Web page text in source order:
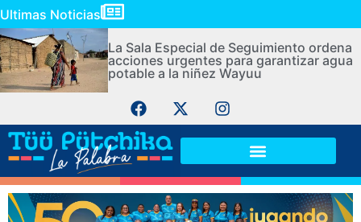
Ultimas Noticias
La Sala Especial de Seguimiento ordena
acciones urgentes para garantizar agua
potable a la niñez Wayuu